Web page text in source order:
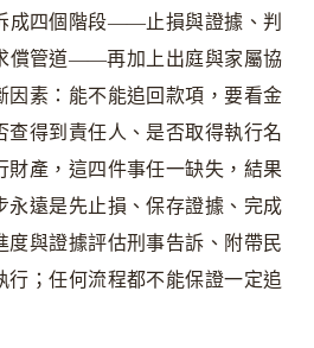
成四個階段——止損與證據、判
償管道——再加上出庭與家屬協
因素：能不能追回款項，要看金
查得到責任人、是否取得執行名
財產，這四件事任一缺失，結果
永遠是先止損、保存證據、完成
度與證據評估刑事告訴、附帶民
行；任何流程都不能保證一定追